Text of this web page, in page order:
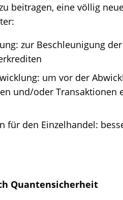
beitragen, eine völlig
zur Beschleunigung
um vor der
und/oder Transaktionen
für den Einzelhandel:
Quantensicherheit